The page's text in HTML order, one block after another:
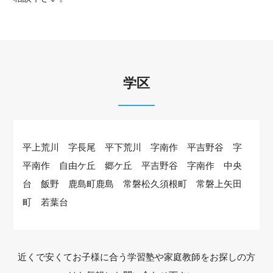
学区
平上荒川 字長尾 平下荒川 字南作 平吉野谷 字
平南作 自由ケ丘 郷ケ丘 平吉野谷 字南作 中央
台 飯野 鹿島町鹿島 常磐松久須根町 常磐上矢田
町 若葉台
近くで安くてお子様に合う学習塾や家庭教師をお探しの方